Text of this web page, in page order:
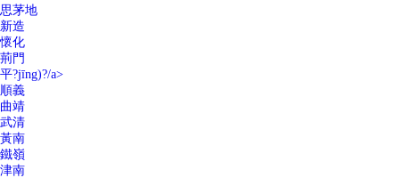
思茅地
新造
懷化
荊門
平?jīng)?/a>
順義
曲靖
武清
黃南
鐵嶺
津南